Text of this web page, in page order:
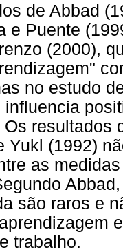
de Abbad
e Puente
(2000),
no estudo
influencia
resultados
Yukl (1992)
as
são raros e
trabalho.